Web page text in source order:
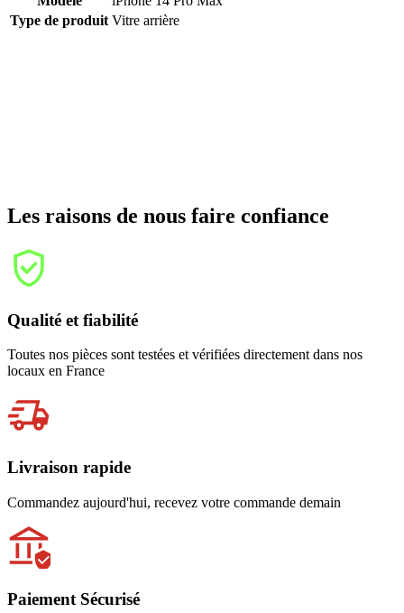
Type de produit Vitre arrière
Les raisons de nous faire confiance
Qualité et fiabilité
Toutes nos pièces sont testées et vérifiées directement dans nos
locaux en France
Livraison rapide
Commandez aujourd'hui, recevez votre commande demain
Paiement Sécurisé